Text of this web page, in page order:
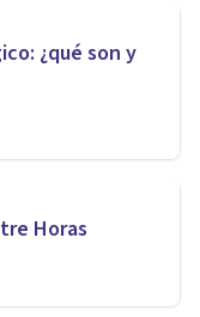
¿qué son y
Horas